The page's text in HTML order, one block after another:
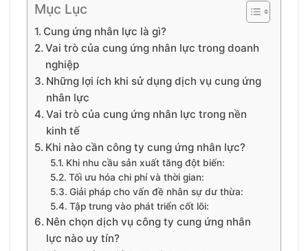
Mục Lục
Cung ứng nhân lực là gì?
Vai trò của cung ứng nhân lực trong doanh
nghiệp
Những lợi ích khi sử dụng dịch vụ cung ứng
nhân lực
Vai trò của cung ứng nhân lực trong nền
kinh tế
Khi nào cần công ty cung ứng nhân lực?
Khi nhu cầu sản xuất tăng đột biến:
Tối ưu hóa chi phí và thời gian:
Giải pháp cho vấn đề nhân sự dư thừa:
Tập trung vào phát triển cốt lõi:
Nên chọn dịch vụ công ty cung ứng nhân
lực nào uy tín?